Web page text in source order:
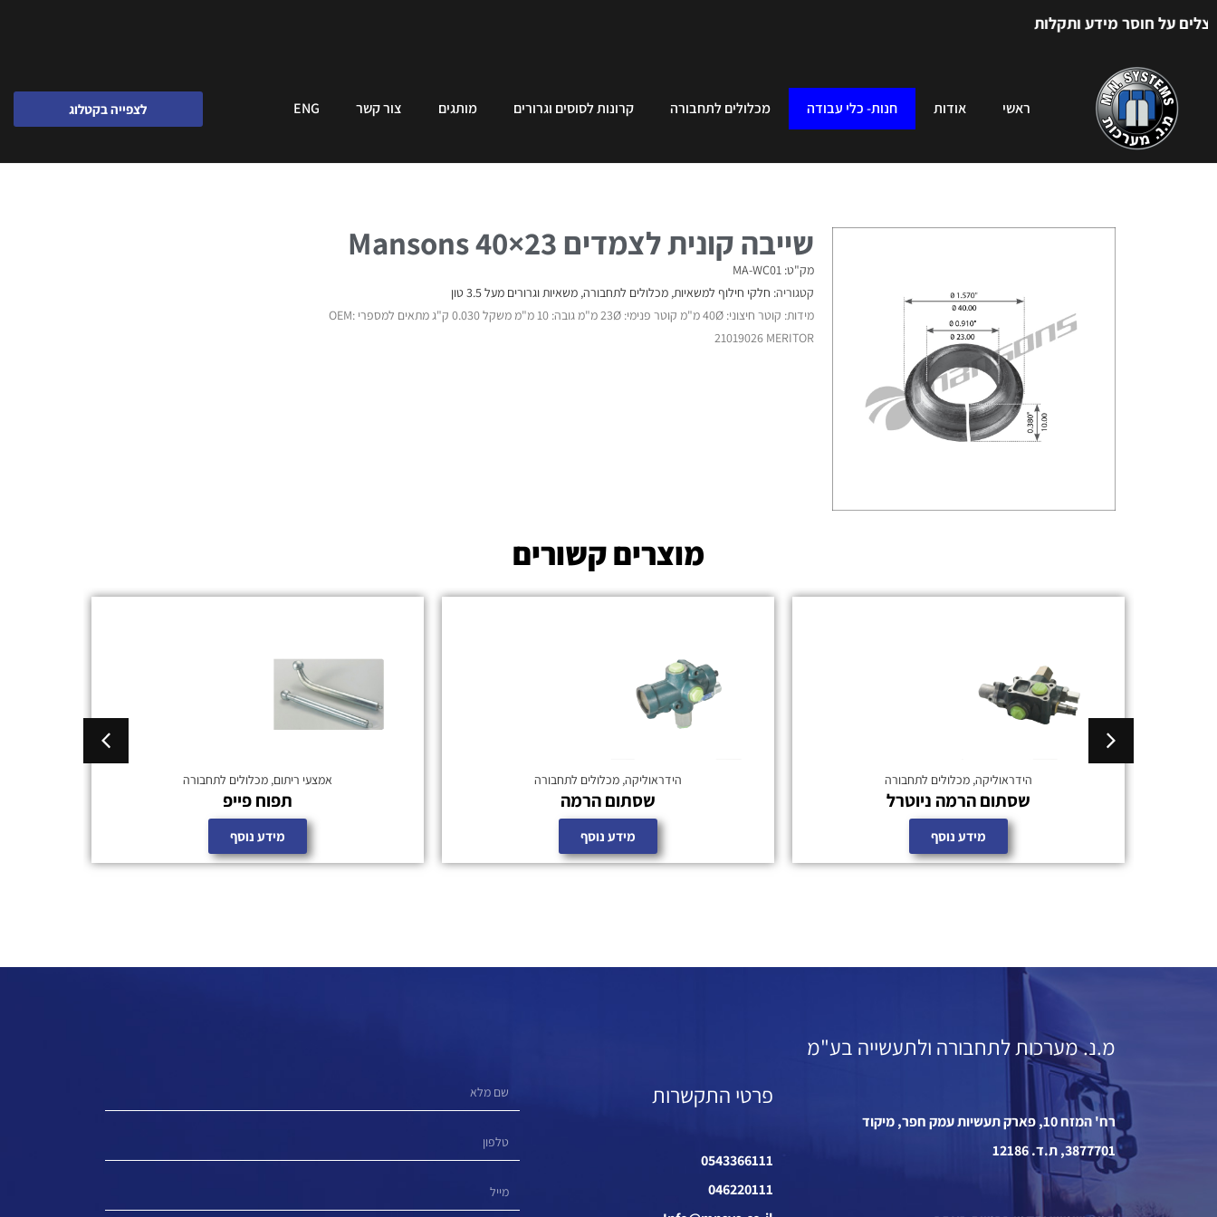
על חוסר מידע ותקלות
ראשי אודות חנות- כלי עבודה מכלולים לתחבורה קרונות לסוסים וגרורים מותגים צור קשר ENG לצפייה בקטלוג
שייבה קונית לצמדים Mansons 40×23
מק"ט: MA-WC01
קטגוריה: חלקי חילוף למשאיות, מכלולים לתחבורה, משאיות וגרורים מעל 3.5 טון
מידות: קוטר חיצוני: 40Ø מ"מ קוטר פנימי: 23Ø מ"מ גובה: 10 מ"מ משקל 0.030 ק"ג מתאים למספרי OEM:
21019026 MERITOR
מוצרים קשורים
הידראוליקה, מכלולים לתחבורה
שסתום הרמה ניוטרל
מידע נוסף
הידראוליקה, מכלולים לתחבורה
שסתום הרמה
מידע נוסף
אמצעי ריתום, מכלולים לתחבורה
תפוח פייפ
מידע נוסף
מ.נ. מערכות לתחבורה ולתעשייה בע"מ
רח' המזח 10, פארק תעשיות עמק חפר, מיקוד
3877701, ת.ד. 12186
פרטי התקשרות
0543366111
046220111